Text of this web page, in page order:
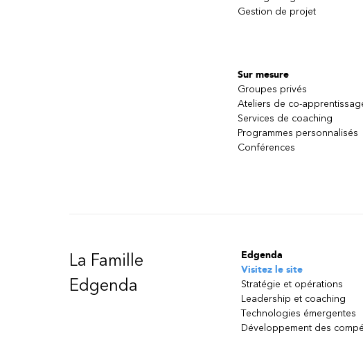
Gestion de projet
Sur mesure
Groupes privés
Ateliers de co-
Services de coaching
Programmes personnalisés
Conférences
La Famille
Edgenda
Edgenda
Visitez le site
Stratégie et opérations
Leadership et coaching
Technologies émergentes
Développement des